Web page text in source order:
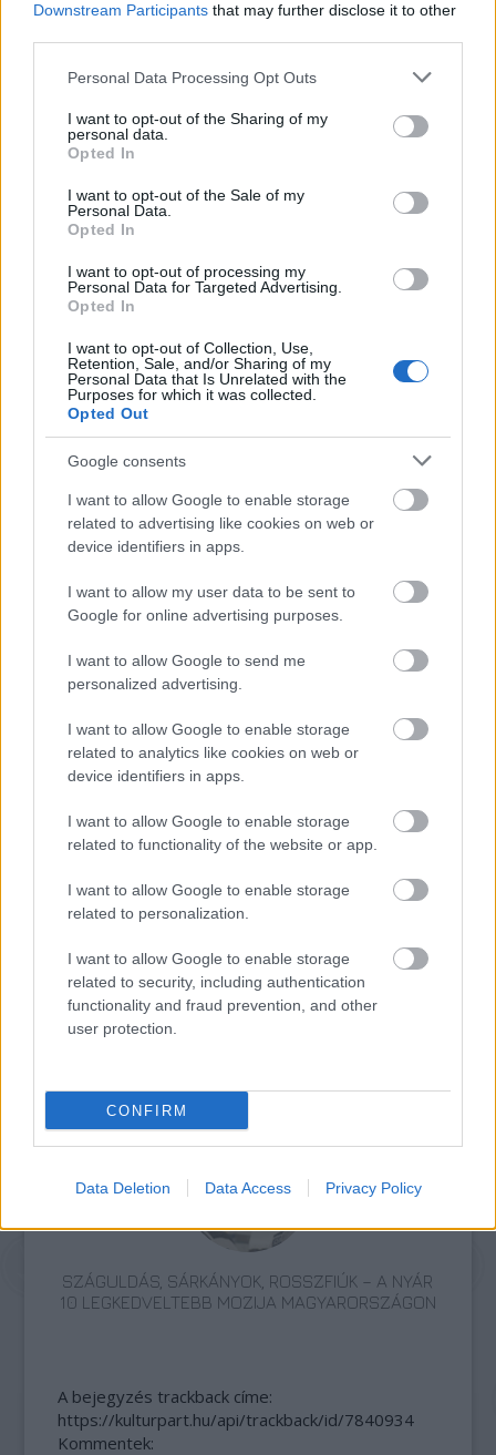
Downstream Participants that may further disclose it to other
Please note that this website/app uses one or more Google
not limited to your visit or usage behaviour. You may click to
grant or deny consent to Google and its third-party tags to
use your data for below specified purposes in below Google
consent section.
Personal Data Processing Opt Outs
I want to opt-out of the Sharing of my
personal data.
Opted In
I want to opt-out of the Sale of my
Personal Data.
Opted In
I want to opt-out of processing my
Personal Data for Targeted Advertising.
Opted In
I want to opt-out of Collection, Use,
Retention, Sale, and/or Sharing of my
Personal Data that Is Unrelated with the
Purposes for which it was collected.
Opted Out
Google consents
I want to allow Google to enable storage
related to advertising like cookies on web or
device identifiers in apps.
I want to allow my user data to be sent to
Google for online advertising purposes.
I want to allow Google to send me
personalized advertising.
I want to allow Google to enable storage
related to analytics like cookies on web or
device identifiers in apps.
I want to allow Google to enable storage
related to functionality of the website or app.
I want to allow Google to enable storage
related to personalization.
I want to allow Google to enable storage
related to security, including authentication
functionality and fraud prevention, and other
user protection.
CONFIRM
Data Deletion Data Access Privacy Policy
Bendlerblockban, ahol az összeesküvőket
tartozik, s a náci ellenállás emlékhelye.
"Nagyon kiváltságosnak éreztük magunkat,
mondta Cruise.
egy kisebb mellékszerepet kapott a
produkcióban az egyik összeesküvő tiszt
"Mindannyian, a család zöme, nagyon
izgatottak vagyunk a film miatt. Izgatottak,
azért, mert úgy gondoljuk fontos, hogy a
történetet megismerjék, és úgy érezzük, ez
remek alkalom arra, hogy nagyobb közönség
láthassa, mint korábban" - nyilatkozott a
família nevében a hős leszármazottja.
SZEMBE MERSZ NÉZNI AZZAL, AKIVÉ
VÁLHATTÁL VOLNA?
NYOMÁBAN MAGYAR ELŐZETESE
SZÁGULDÁS, SÁRKÁNYOK, ROSSZFIÚK – A NYÁR
10 LEGKEDVELTEBB MOZIJA MAGYARORSZÁGON
A bejegyzés trackback címe:
https://kulturpart.hu/api/trackback/id/7840934
Kommentek: